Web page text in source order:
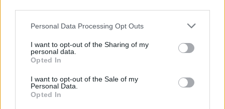
Personal Data Processing Opt Outs
I want to opt-out of the Sharing of my
personal data.
Opted In
I want to opt-out of the Sale of my
Personal Data.
Opted In
Ως μαθητής, ο Μπόρισκα εξήγησε πως οι
Αρειανοί είχαν μια ισχυρή σχέση με τους
αρχαίους Αιγυπτίους στη Γη και πώς
επισκέφθηκαν κάποτε τον πλανήτη μας.